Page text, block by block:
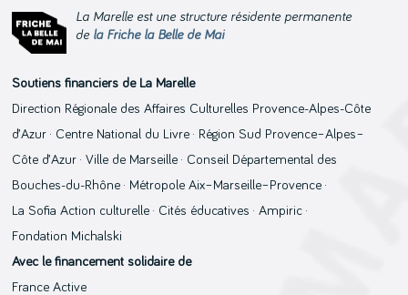
La Marelle est une structure résidente permanente
de la Friche la Belle de Mai
Soutiens financiers de La Marelle
Direction Régionale des Affaires Culturelles Provence-Alpes-Côte
d’Azur · Centre National du Livre · Région Sud Provence–Alpes–
Côte d’Azur · Ville de Marseille · Conseil Départemental des
Bouches-du-Rhône · Métropole Aix–Marseille–Provence ·
La Sofia Action culturelle · Cités éducatives · Ampiric ·
Fondation Michalski
Avec le financement solidaire de
France Active